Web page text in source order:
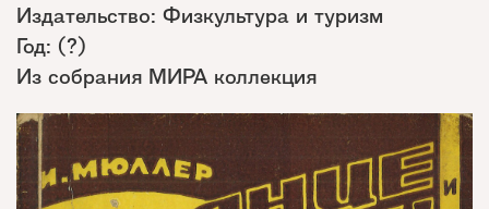
Издательство: Физкультура и туризм
Год: (?)
Из собрания МИРА коллекция